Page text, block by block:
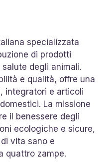
specializzata
di prodotti
degli animali.
e qualità, offre una
integratori e articoli
La missione
il benessere degli
ecologiche e sicure,
vita sano e
quattro zampe.